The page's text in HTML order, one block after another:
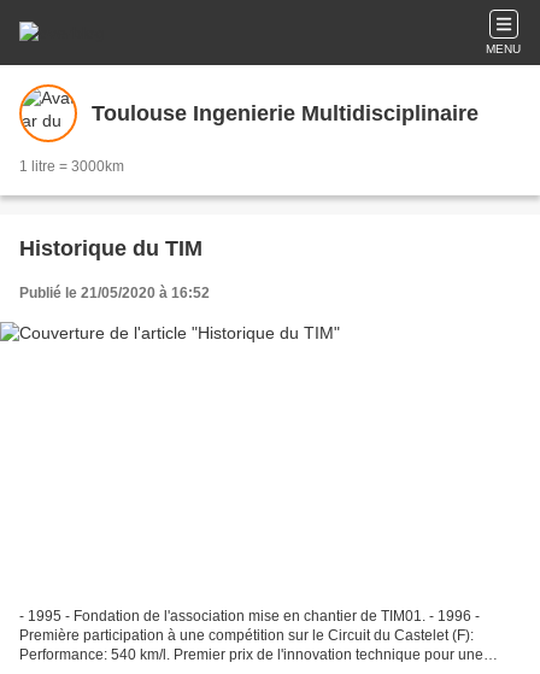
MENU
Toulouse Ingenierie Multidisciplinaire
1 litre = 3000km
Historique du TIM
Publié le 21/05/2020 à 16:52
- 1995 - Fondation de l'association mise en chantier de TIM01. - 1996 -
Première participation à une compétition sur le Circuit du Castelet (F):
Performance: 540 km/l. Premier prix de l'innovation technique pour une